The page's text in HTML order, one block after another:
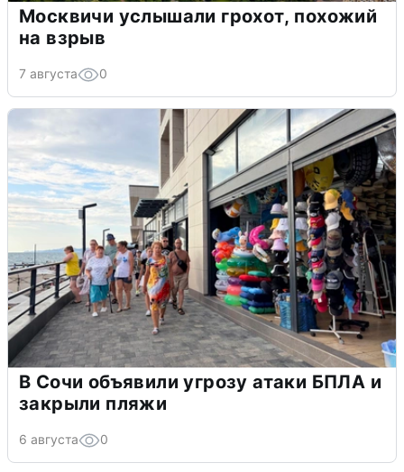
Москвичи услышали грохот, похожий
на взрыв
7 августа 0
В Сочи объявили угрозу атаки БПЛА и
закрыли пляжи
6 августа 0